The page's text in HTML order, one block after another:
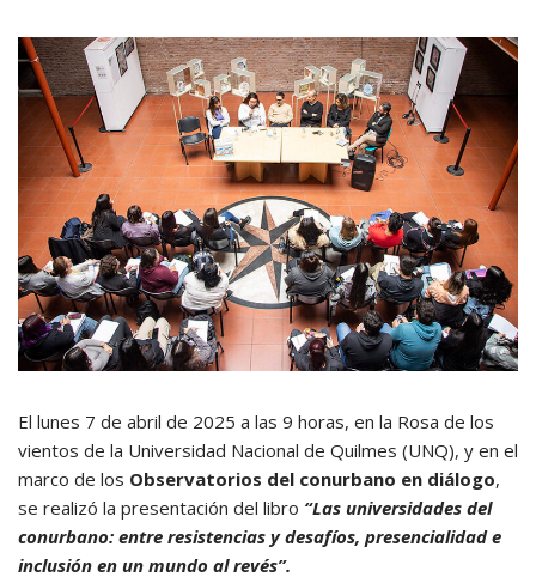
El lunes 7 de abril de 2025 a las 9 horas, en la Rosa de los
vientos de la Universidad Nacional de Quilmes (UNQ), y en el
marco de los Observatorios del conurbano en diálogo,
se realizó la presentación del libro “Las universidades del
conurbano: entre resistencias y desafíos, presencialidad e
inclusión en un mundo al revés”.